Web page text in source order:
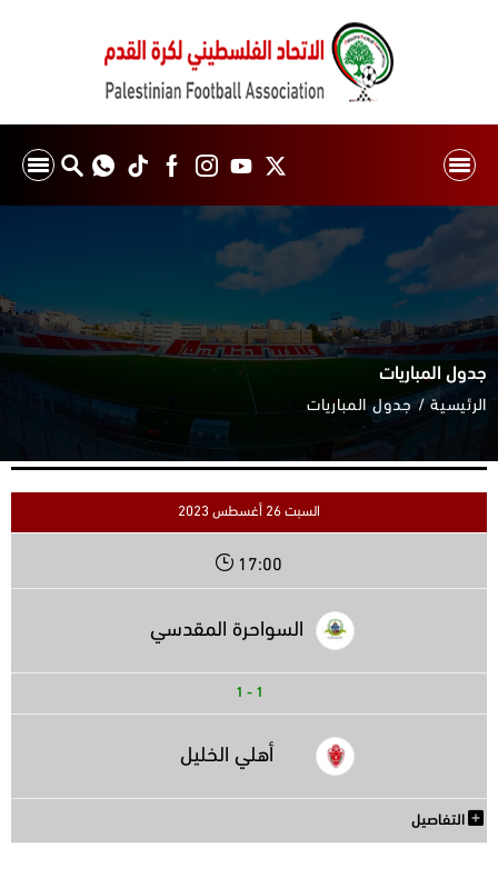
جدول المباريات
الرئيسية جدول المباريات
السبت 26 أغسطس 2023
17:00
السواحرة المقدسي
1
-
1
أهلي الخليل
التفاصيل